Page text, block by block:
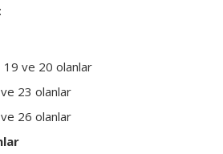
ve 20 olanlar
23 olanlar
26 olanlar